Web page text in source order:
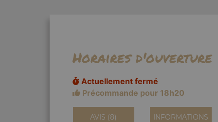
Horaires d'ouverture
Actuellement fermé
Précommande pour 18h20
AVIS (8) INFORMATIONS